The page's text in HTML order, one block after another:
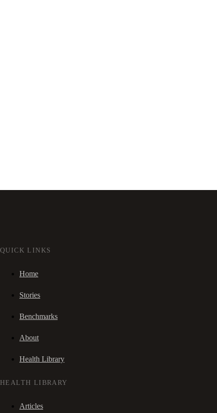
QUICK LINKS
Home
Stories
Benchmarks
About
Health Library
HEALTH LIBRARY
Articles